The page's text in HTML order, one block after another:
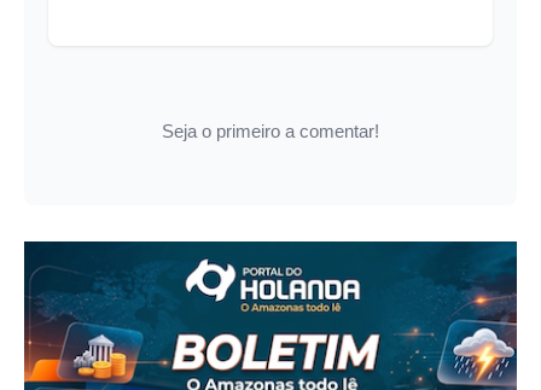
Seja o primeiro a comentar!